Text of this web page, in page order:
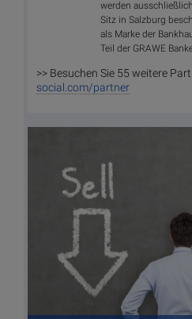
werden
Sitz in Salzburg
als Marke der
Teil der GRAWE
>> Besuchen Sie 55 weitere
social.com/partner